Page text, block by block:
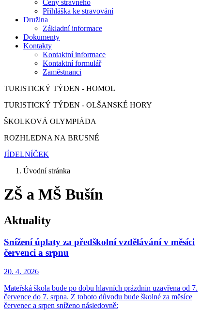
Ceny stravného
Přihláška ke stravování
Družina
Základní informace
Dokumenty
Kontakty
Kontaktní informace
Kontaktní formulář
Zaměstnanci
TURISTICKÝ TÝDEN - HOMOL
TURISTICKÝ TÝDEN - OLŠANSKÉ HORY
ŠKOLKOVÁ OLYMPIÁDA
ROZHLEDNA NA BRUSNÉ
JÍDELNÍČEK
Úvodní stránka
ZŠ a MŠ Bušín
Aktuality
Snížení úplaty za předškolní vzdělávání v měsíci
červenci a srpnu
20. 4. 2026
Mateřská škola bude po dobu hlavních prázdnin uzavřena od 7.
července do 7. srpna. Z tohoto důvodu bude školné za měsíce
červenec a srpen sníženo následovně: